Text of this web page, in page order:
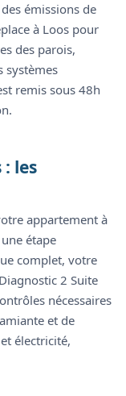
émissions de
à Loos pour
des parois,
systèmes
remis sous 48h
les
appartement à
étape
complet, votre
2 Suite
nécessaires
et de
électricité,